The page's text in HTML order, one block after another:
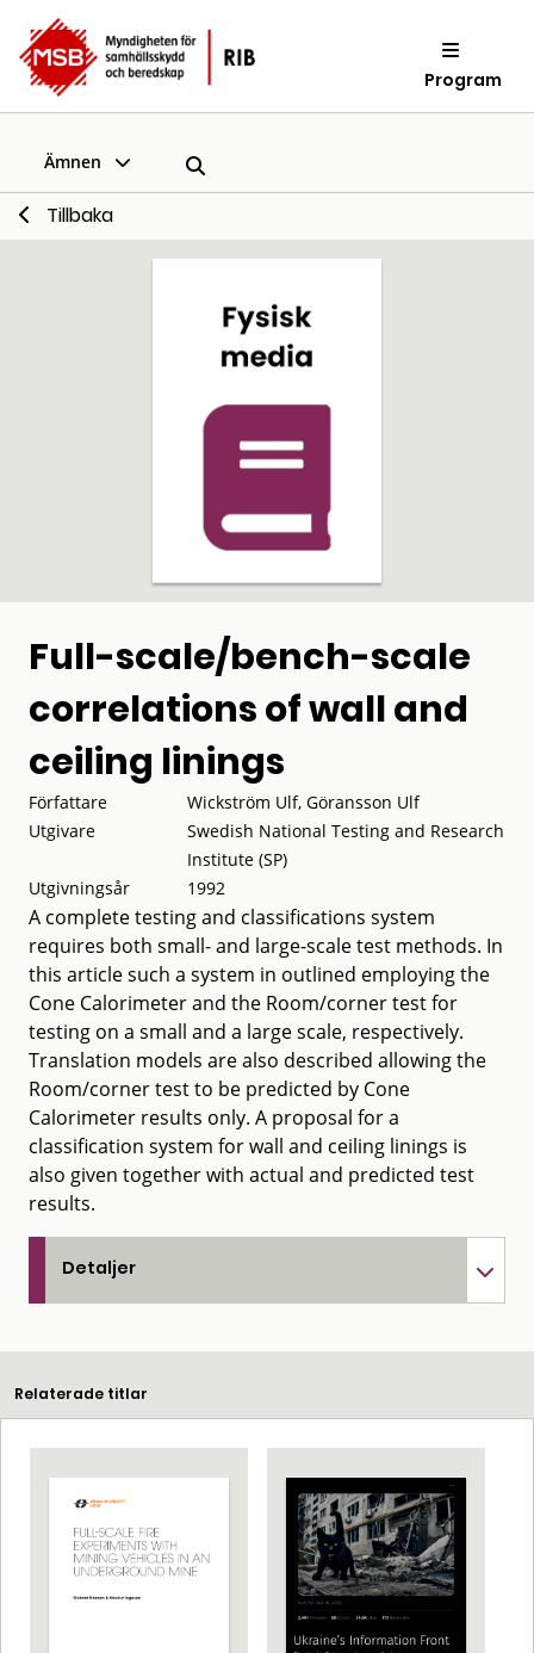
Program
Ämnen
Tillbaka
Full-scale/bench-scale
correlations of wall and
ceiling linings
Författare
Wickström Ulf, Göransson Ulf
Utgivare
Swedish National Testing and Research
Institute (SP)
Utgivningsår
1992
A complete testing and classifications system
requires both small- and large-scale test methods. In
this article such a system in outlined employing the
Cone Calorimeter and the Room/corner test for
testing on a small and a large scale, respectively.
Translation models are also described allowing the
Room/corner test to be predicted by Cone
Calorimeter results only. A proposal for a
classification system for wall and ceiling linings is
also given together with actual and predicted test
results.
Detaljer
Relaterade titlar